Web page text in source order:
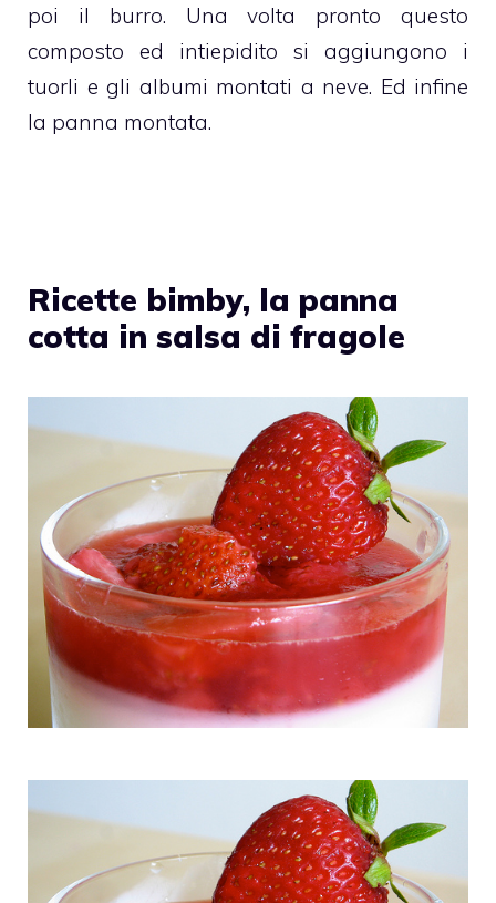
poi il burro. Una volta pronto questo
composto ed intiepidito si aggiungono i
tuorli e gli albumi montati a neve. Ed infine
la panna montata.
Ricette bimby, la panna
cotta in salsa di fragole